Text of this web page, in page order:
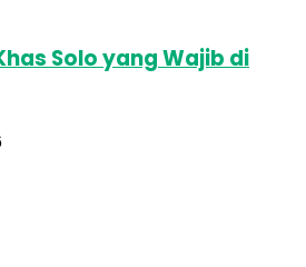
Solo yang Wajib di